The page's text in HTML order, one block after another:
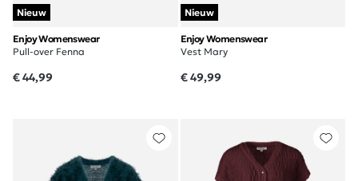
Nieuw
Enjoy Womenswear
Pull-over Fenna
€ 44,99
Nieuw
Enjoy Womenswear
Vest Mary
€ 49,99